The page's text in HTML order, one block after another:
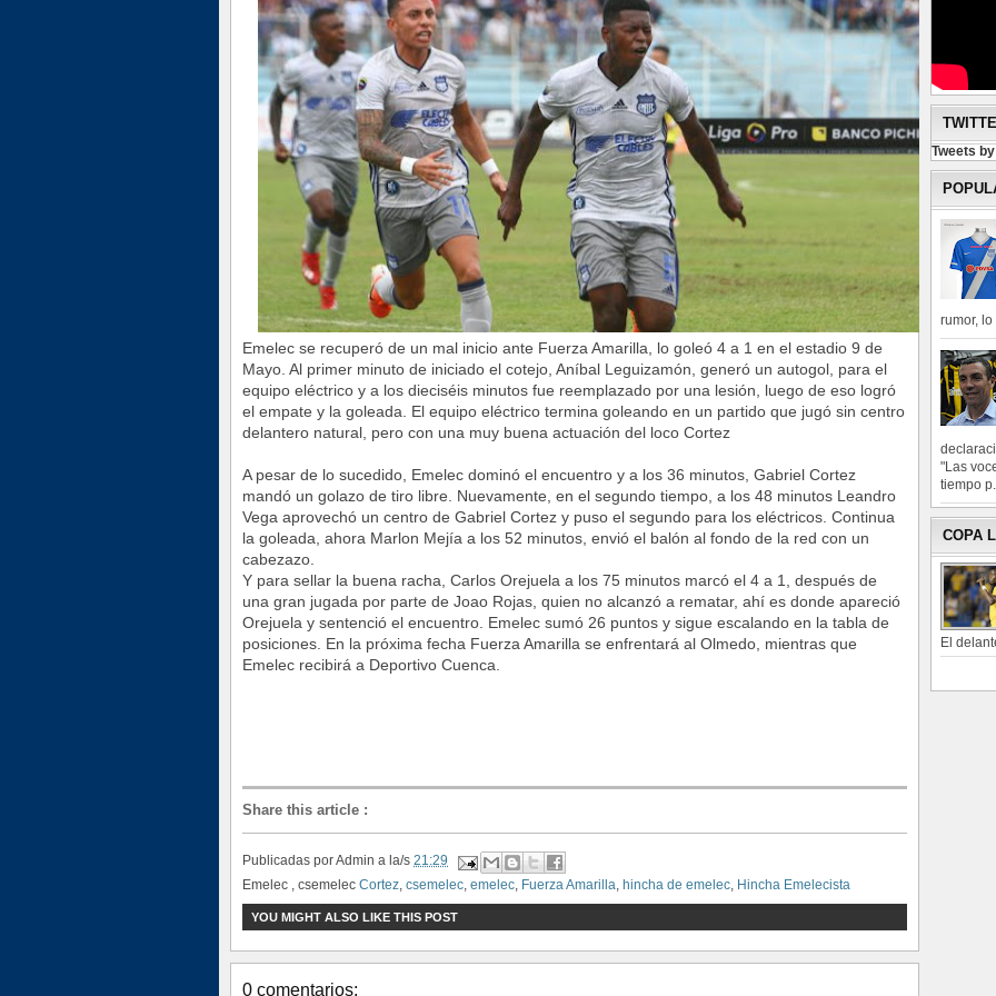
Emelec se recuperó de un mal inicio ante Fuerza Amarilla, lo goleó 4 a 1 en el estadio 9 de
Mayo. Al primer minuto de iniciado el cotejo, Aníbal Leguizamón, generó un autogol, para el
equipo eléctrico y a los dieciséis minutos fue reemplazado por una lesión, luego de eso logró
el empate y la goleada. El equipo eléctrico termina goleando en un partido que jugó sin centro
delantero natural, pero con una muy buena actuación del loco Cortez
A pesar de lo sucedido, Emelec dominó el encuentro y a los 36 minutos, Gabriel Cortez
mandó un golazo de tiro libre. Nuevamente, en el segundo tiempo, a los 48 minutos Leandro
Vega aprovechó un centro de Gabriel Cortez y puso el segundo para los eléctricos. Continua
la goleada, ahora Marlon Mejía a los 52 minutos, envió el balón al fondo de la red con un
cabezazo.
Y para sellar la buena racha, Carlos Orejuela a los 75 minutos marcó el 4 a 1, después de
una gran jugada por parte de Joao Rojas, quien no alcanzó a rematar, ahí es donde apareció
Orejuela y sentenció el encuentro. Emelec sumó 26 puntos y sigue escalando en la tabla de
posiciones. En la próxima fecha Fuerza Amarilla se enfrentará al Olmedo, mientras que
Emelec recibirá a Deportivo Cuenca.
Share this article :
Publicadas porAdmin a la/s 21:29
Emelec , csemelec Cortez, csemelec, emelec, Fuerza Amarilla, hincha de emelec, Hincha Emelecista
YOU MIGHT ALSO LIKE THIS POST
0 comentarios:
Tweets
rumor,
"Las
tiempo
COPA
El